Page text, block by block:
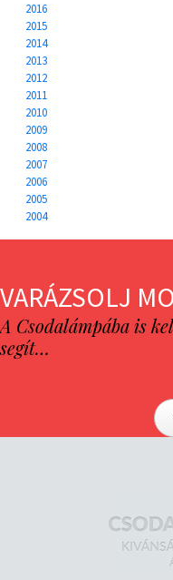
2016
2015
2014
2013
2012
2011
2010
2009
2008
2007
2006
2005
2004
VARÁZSOLJ
A Csodalámpába is
segít…